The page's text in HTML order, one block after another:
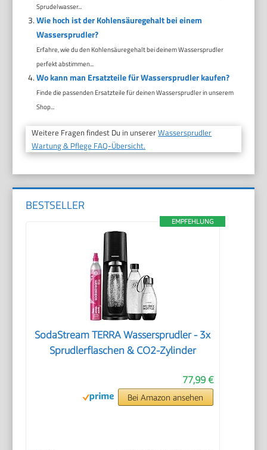
Sprudelwasser...
Wie hoch ist der Kohlensäuregehalt bei einem
Wassersprudler?
Erfahre, wie du den Kohlensäuregehalt bei deinem Wassersprudler
perfekt abstimmen...
Wo kann man Ersatzteile für Wassersprudler kaufen?
Finde die passenden Ersatzteile für deinen Wassersprudler in unserem
Shop...
Weitere Fragen findest Du in unsererWassersprudler
Wartung & Pflege FAQ-Übersicht.
BESTSELLER
EMPFEHLUNG
SodaStream TERRA Wassersprudler - 3x
Sprudlerflaschen & CO2-Zylinder
77,99 €
Bei Amazon ansehen